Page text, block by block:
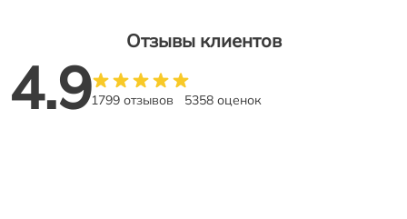
Отзывы клиентов
4.91799 отзывов 5358 оценок